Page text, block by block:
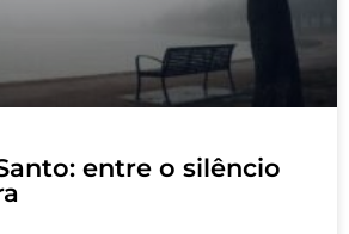
entre o silêncio